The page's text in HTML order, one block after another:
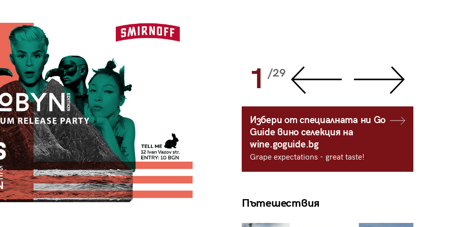
29/29 1 /29
Избери от специалната ни Go
Guide вино селекция на
wine.goguide.bg
Grape expectations - great taste!
Пътешествия